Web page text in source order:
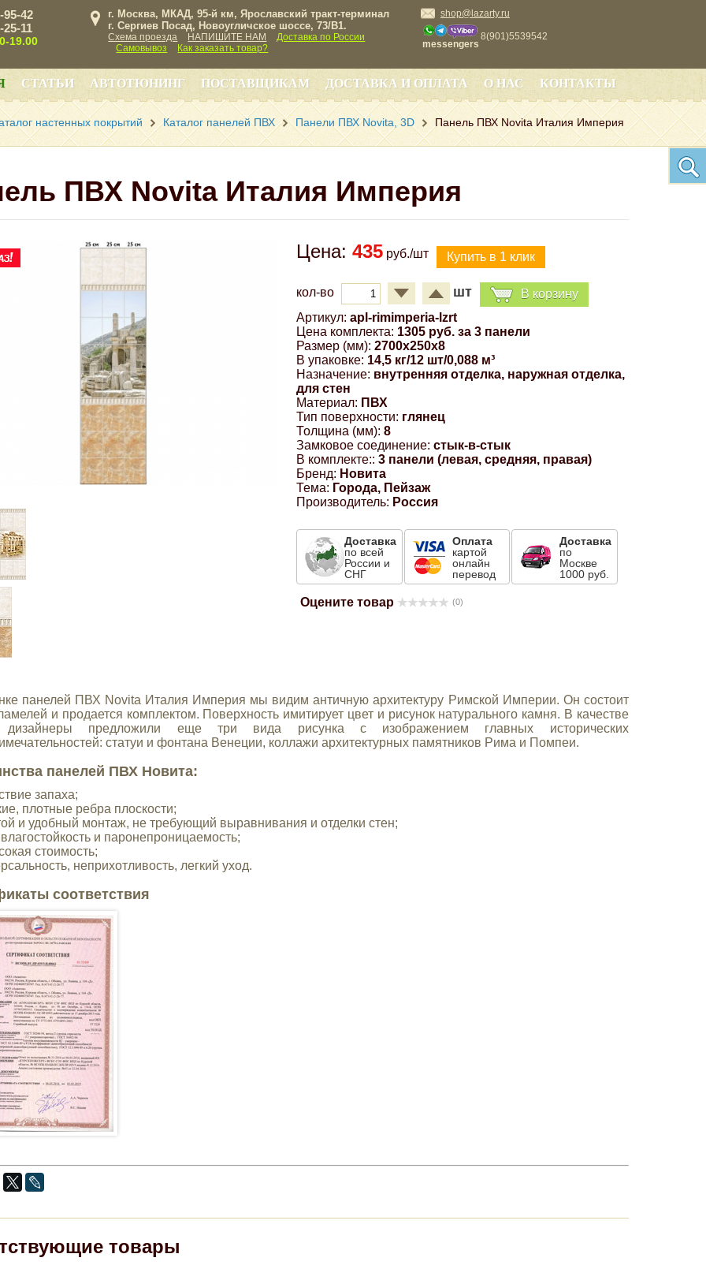
95-42
25-11
19.00
г. Москва, МКАД, 95-й км, Ярославский тракт-терминал
г. Сергиев Посад, Новоугличское шоссе, 73/B1.
Схема проезда НАПИШИТЕ НАМ
Доставка по России
Самовывоз
Как заказать товар?
shop@lazarty.ru
messengers
8(901)5539542
СТАТЬИ АВТОТЮНИНГ ПОСТАВЩИКАМ ДОСТАВКА И ОПЛАТА О НАС КОНТАКТЫ
настенных покрытий Каталог панелей ПВХ Панели ПВХ Novita, 3D Панель ПВХ Novita Италия Империя
ПВХ Novita Италия Империя
Цена:435 руб./шт
кол-во шт
В корзину
Артикул: apl-rimimperia-lzrt
Цена комплекта: 1305 руб. за 3 панели
Размер (мм): 2700x250x8
В упаковке: 14,5 кг/12 шт/0,088 м³
Назначение: внутренняя отделка, наружная отделка,
для стен
Материал: ПВХ
Тип поверхности: глянец
Толщина (мм): 8
Замковое соединение: стык-в-стык
В комплекте:: 3 панели (левая, средняя, правая)
Бренд: Новита
Тема: Города, Пейзаж
Производитель: Россия
Доставка
по всей
России и
СНГ
Оплата
картой
онлайн
перевод
Доставка
по
Москве
1000 руб.
Оцените товар (0)
панелей ПВХ Novita Италия Империя мы видим античную архитектуру Римской Империи. Он состоит
и продается комплектом. Поверхность имитирует цвет и рисунок натурального камня. В качестве
дизайнеры предложили еще три вида рисунка с изображением главных исторических
статуи и фонтана Венеции, коллажи архитектурных памятников Рима и Помпеи.
панелей ПВХ Новита:
запаха;
плотные ребра плоскости;
и удобный монтаж, не требующий выравнивания и отделки стен;
и паронепроницаемость;
стоимость;
неприхотливость, легкий уход.
соответствия
товары